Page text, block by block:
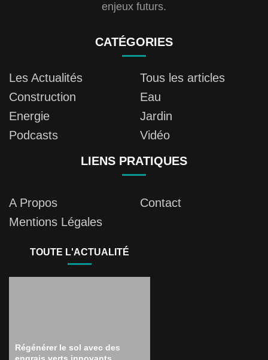
enjeux futurs.
CATÉGORIES
Les Actualités
Tous les articles
Construction
Eau
Energie
Jardin
Podcasts
Vidéo
LIENS PRATIQUES
A Propos
Contact
Mentions Légales
TOUTE L'ACTUALITÉ
Régénérer le sol avec des